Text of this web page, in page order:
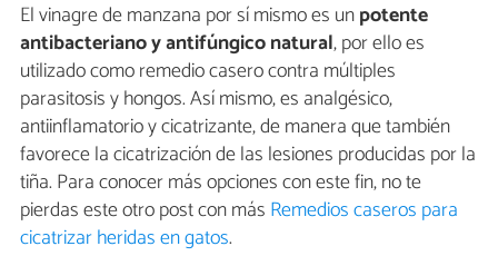
El vinagre de manzana por sí mismo es unpotente
antibacteriano y antifúngico natural, por ello es
utilizado como remedio casero contra múltiples
parasitosis y hongos. Así mismo, es analgésico,
antiinflamatorio y cicatrizante, de manera que también
favorece la cicatrización de las lesiones producidas por la
tiña. Para conocer más opciones con este fin, no te
pierdas este otro post con más Remedios caseros para
cicatrizar heridas en gatos.